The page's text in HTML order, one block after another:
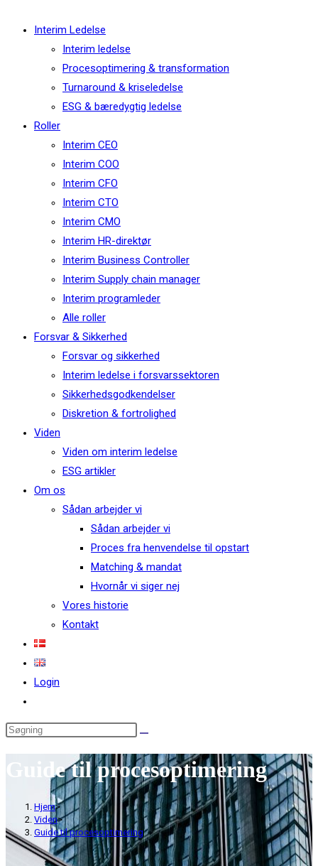
Interim Ledelse
Interim ledelse
Procesoptimering & transformation
Turnaround & kriseledelse
ESG & bæredygtig ledelse
Roller
Interim CEO
Interim COO
Interim CFO
Interim CTO
Interim CMO
Interim HR-direktør
Interim Business Controller
Interim Supply chain manager
Interim programleder
Alle roller
Forsvar & Sikkerhed
Forsvar og sikkerhed
Interim ledelse i forsvarssektoren
Sikkerhedsgodkendelser
Diskretion & fortrolighed
Viden
Viden om interim ledelse
ESG artikler
Om os
Sådan arbejder vi
Sådan arbejder vi
Proces fra henvendelse til opstart
Matching & mandat
Hvornår vi siger nej
Vores historie
Kontakt
Login
Guide til procesoptimering
Hjem>
Viden>
Guide til procesoptimering